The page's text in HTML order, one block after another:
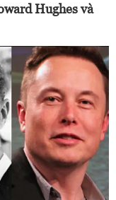
Hughes và